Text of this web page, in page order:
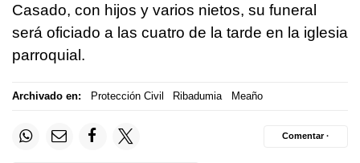
Casado, con hijos y varios nietos, su funeral
será oficiado a las cuatro de la tarde en la iglesia
parroquial.
Archivado en: Protección Civil Ribadumia Meaño
Comentar ·